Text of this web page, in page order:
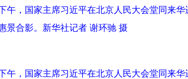
午，国家主席习近平在北京人民大会堂同来
景合影。新华社记者 谢环驰 摄
午，国家主席习近平在北京人民大会堂同来